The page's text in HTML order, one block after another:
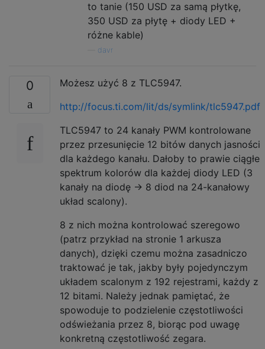
to tanie (150 USD za samą płytkę,
350 USD za płytę + diody LED +
różne kable)
davr
0
Możesz użyć 8 z TLC5947.
http://focus.ti.com/lit/ds/symlink/tlc5947.pdf
TLC5947 to 24 kanały PWM kontrolowane
przez przesunięcie 12 bitów danych jasności
dla każdego kanału. Dałoby to prawie ciągłe
spektrum kolorów dla każdej diody LED (3
kanały na diodę -> 8 diod na 24-kanałowy
układ scalony).
8 z nich można kontrolować szeregowo
(patrz przykład na stronie 1 arkusza
danych), dzięki czemu można zasadniczo
traktować je tak, jakby były pojedynczym
układem scalonym z 192 rejestrami, każdy z
12 bitami. Należy jednak pamiętać, że
spowoduje to podzielenie częstotliwości
odświeżania przez 8, biorąc pod uwagę
konkretną częstotliwość zegara.